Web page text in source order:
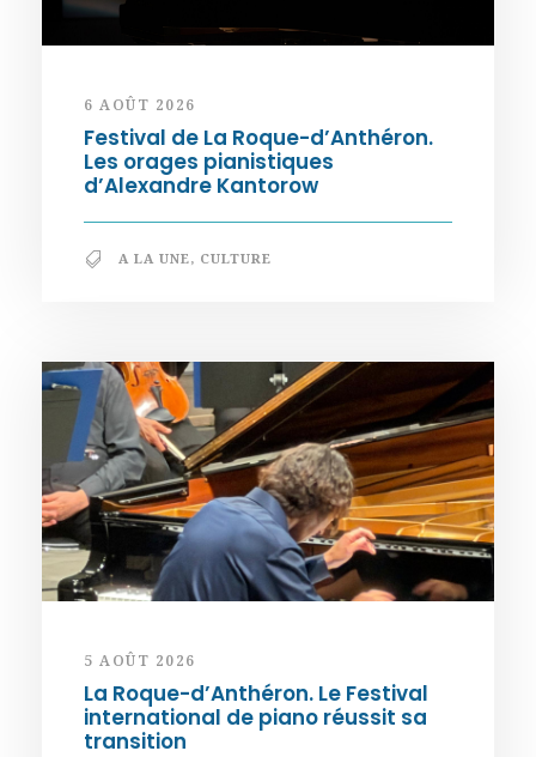
6 AOÛT 2026
Festival de La Roque-d’Anthéron.
Les orages pianistiques
d’Alexandre Kantorow
A LA UNE, CULTURE
5 AOÛT 2026
La Roque-d’Anthéron. Le Festival
international de piano réussit sa
transition